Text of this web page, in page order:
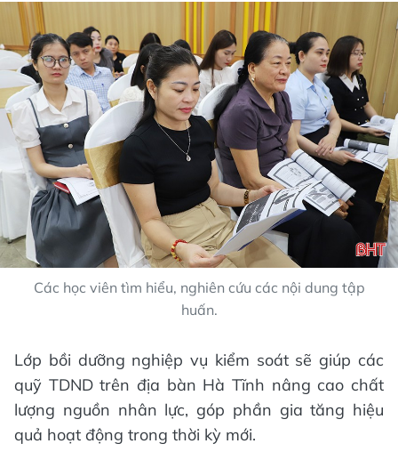
Các học viên tìm hiểu, nghiên cứu các nội dung tập
huấn.
Lớp bồi dưỡng nghiệp vụ kiểm soát sẽ giúp các
quỹ TDND trên địa bàn Hà Tĩnh nâng cao chất
lượng nguồn nhân lực, góp phần gia tăng hiệu
quả hoạt động trong thời kỳ mới.